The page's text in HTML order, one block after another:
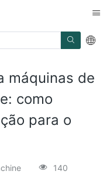
máquinas de
como
para o
140